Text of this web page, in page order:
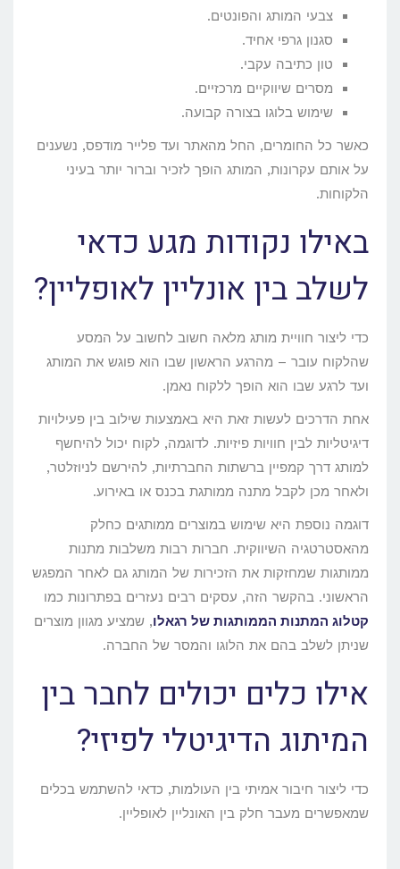
צבעי המותג והפונטים.
סגנון גרפי אחיד.
טון כתיבה עקבי.
מסרים שיווקיים מרכזיים.
שימוש בלוגו בצורה קבועה.
כאשר כל החומרים, החל מהאתר ועד פלייר מודפס, נשענים
על אותם עקרונות, המותג הופך לזכיר וברור יותר בעיני
הלקוחות.
באילו נקודות מגע כדאי
לשלב בין אונליין לאופליין?
כדי ליצור חוויית מותג מלאה חשוב לחשוב על המסע
שהלקוח עובר – מהרגע הראשון שבו הוא פוגש את המותג
ועד לרגע שבו הוא הופך ללקוח נאמן.
אחת הדרכים לעשות זאת היא באמצעות שילוב בין פעילויות
דיגיטליות לבין חוויות פיזיות. לדוגמה, לקוח יכול להיחשף
למותג דרך קמפיין ברשתות החברתיות, להירשם לניוזלטר,
ולאחר מכן לקבל מתנה ממותגת בכנס או באירוע.
דוגמה נוספת היא שימוש במוצרים ממותגים כחלק
מהאסטרטגיה השיווקית. חברות רבות משלבות מתנות
ממותגות שמחזקות את הזכירות של המותג גם לאחר המפגש
הראשוני. בהקשר הזה, עסקים רבים נעזרים בפתרונות כמו
קטלוג המתנות הממותגות של רגאלו, שמציע מגוון מוצרים
שניתן לשלב בהם את הלוגו והמסר של החברה.
אילו כלים יכולים לחבר בין
המיתוג הדיגיטלי לפיזי?
כדי ליצור חיבור אמיתי בין העולמות, כדאי להשתמש בכלים
שמאפשרים מעבר חלק בין האונליין לאופליין.